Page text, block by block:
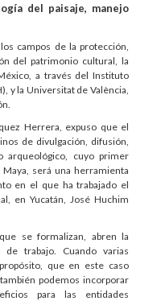
del paisaje, manejo
campos de la protección,
del patrimonio cultural, la
a través del Instituto
y la Universitat de València,
Herrera, expuso que el
de divulgación, difusión,
arqueológico, cuyo primer
será una herramienta
en el que ha trabajado el
en Yucatán, José Huchim
se formalizan, abren la
trabajo. Cuando varias
que en este caso
podemos incorporar
para las entidades